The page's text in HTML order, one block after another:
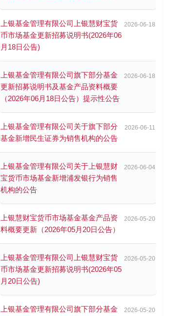
上银基金管理有限公司上银慧财宝货
币市场基金更新招募说明书(2026年06
月18日公告)
2026-06-18
上银基金管理有限公司旗下部分基金
更新招募说明书及基金产品资料概要
（2026年06月18日公告）提示性公告
2026-06-18
上银基金管理有限公司关于旗下部分
基金新增民生证券为销售机构的公告
2026-06-11
上银基金管理有限公司关于上银慧财
宝货币市场基金新增浦发银行为销售
机构的公告
2026-06-04
上银慧财宝货币市场基金基金产品资
料概要更新（2026年05月20日公告）
2026-05-20
上银基金管理有限公司上银慧财宝货
币市场基金更新招募说明书(2026年05
月20日公告)
2026-05-20
上银基金管理有限公司旗下部分基金
2026-05-20